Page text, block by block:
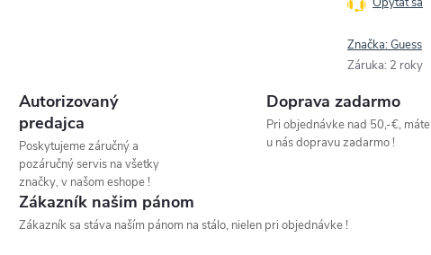
Značka:Guess
Záruka: 2 roky
Autorizovaný
predajca
Poskytujeme záručný a
pozáručný servis na všetky
značky, v našom eshope !
Doprava zadarmo
Pri objednávke nad 50,-€, máte
u nás dopravu zadarmo !
Zákazník našim pánom
Zákazník sa stáva naším pánom na stálo, nielen pri objednávke !